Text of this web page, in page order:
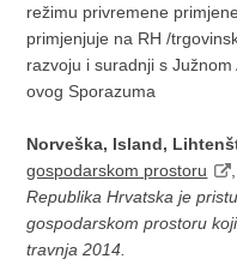
režimu privremene
primjenjuje na RH /
razvoju i suradnji s
ovog Sporazuma
Norveška, Island,
gospodarskom prostoru
Republika Hrvatska je
gospodarskom prostoru
travnja 2014.